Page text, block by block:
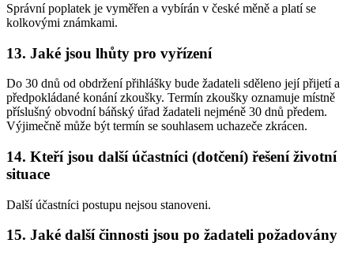
Správní poplatek je vyměřen a vybírán v české měně a platí se
kolkovými známkami.
13. Jaké jsou lhůty pro vyřízení
Do 30 dnů od obdržení přihlášky bude žadateli sděleno její přijetí a
předpokládané konání zkoušky. Termín zkoušky oznamuje místně
příslušný obvodní báňský úřad žadateli nejméně 30 dnů předem.
Výjimečně může být termín se souhlasem uchazeče zkrácen.
14. Kteří jsou další účastníci (dotčení) řešení životní
situace
Další účastníci postupu nejsou stanoveni.
15. Jaké další činnosti jsou po žadateli požadovány